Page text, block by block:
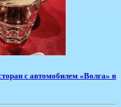
с автомобилем «Волга» в